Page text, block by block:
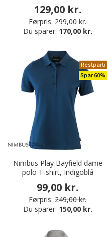
129,00 kr.
Førpris: 299,00 kr.
Du sparer: 170,00 kr.
Restparti
Spar 60%
Nimbus Play Bayfield dame
polo T-shirt, Indigoblå
99,00 kr.
Førpris: 249,00 kr.
Du sparer: 150,00 kr.